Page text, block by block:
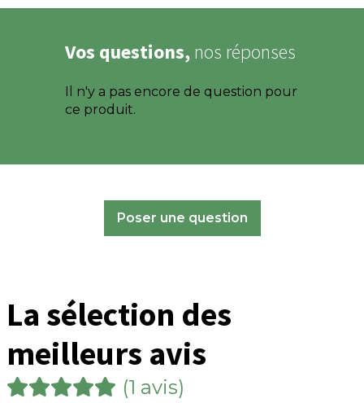
Vos questions, nos réponses
Il n'y a pas encore de question pour
ce produit.
Poser une question
La sélection des
meilleurs avis
(1 avis)